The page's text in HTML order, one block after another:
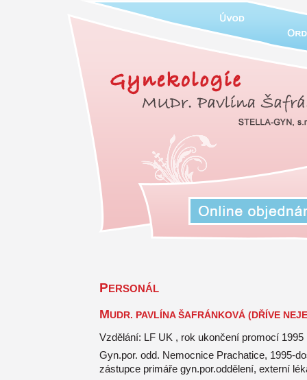
PERSONÁL
MUDR. PAVLÍNA ŠAFRÁNKOVÁ (DŘÍVE
Vzdělání: LF UK , rok ukončení promocí 1995
Gyn.por. odd. Nemocnice Prachatice, 1995-
zástupce primáře gyn.por.oddělení, externí